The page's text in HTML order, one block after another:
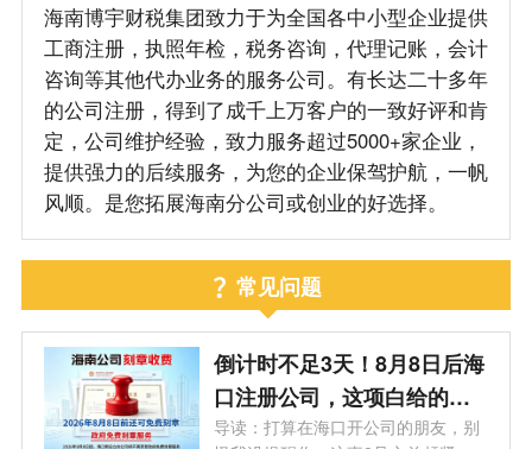
海南博宇财税集团致力于为全国各中小型企业提供
工商注册，执照年检，税务咨询，代理记账，会计
咨询等其他代办业务的服务公司。有长达二十多年
的公司注册，得到了成千上万客户的一致好评和肯
定，公司维护经验，致力服务超过5000+家企业，
提供强力的后续服务，为您的企业保驾护航，一帆
风顺。是您拓展海南分公司或创业的好选择。
常见问题
倒计时不足3天！8月8日后海
口注册公司，这项白给的福
利永远没了
导读：打算在海口开公司的朋友，别